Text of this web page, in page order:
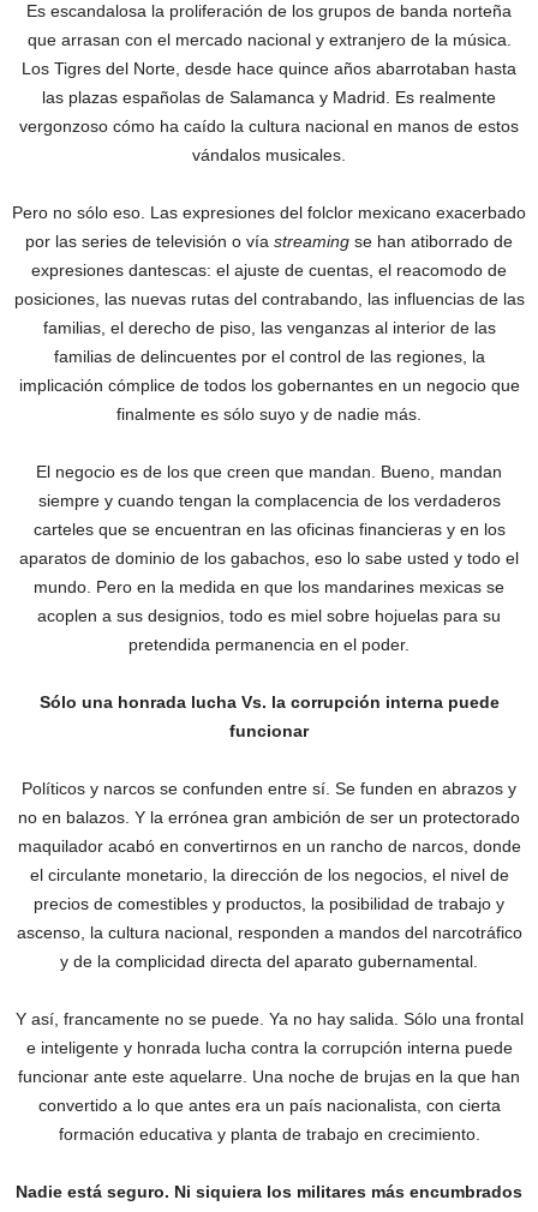
Es escandalosa la proliferación de los grupos de banda norteña
que arrasan con el mercado nacional y extranjero de la música.
Los Tigres del Norte, desde hace quince años abarrotaban hasta
las plazas españolas de Salamanca y Madrid. Es realmente
vergonzoso cómo ha caído la cultura nacional en manos de estos
vándalos musicales.
Pero no sólo eso. Las expresiones del folclor mexicano exacerbado
por las series de televisión o vía streaming se han atiborrado de
expresiones dantescas: el ajuste de cuentas, el reacomodo de
posiciones, las nuevas rutas del contrabando, las influencias de las
familias, el derecho de piso, las venganzas al interior de las
familias de delincuentes por el control de las regiones, la
implicación cómplice de todos los gobernantes en un negocio que
finalmente es sólo suyo y de nadie más.
‎El negocio es de los que creen que mandan. Bueno, mandan
siempre y cuando tengan la complacencia de los verdaderos
carteles que se encuentran en las oficinas financieras y en los
aparatos de dominio de los gabachos, eso lo sabe usted y todo el
mundo. Pero en la medida en que los mandarines mexicas se
acoplen a sus designios, todo es miel sobre hojuelas para su
pretendida permanencia en el poder.
Sólo una honrada lucha Vs. la corrupción interna puede
funcionar
Políticos y narcos se confunden entre sí. Se funden en abrazos y
no en balazos. Y la errónea gran ambición de ser un protectorado
maquilador acabó en convertirnos en un rancho de narcos, donde‎
el circulante monetario, la dirección de los negocios, el nivel de
precios de comestibles y productos, la posibilidad de trabajo y
ascenso, la cultura nacional, responden a mandos del narcotráfico
y de la complicidad directa del aparato gubernamental.
Y así, francamente no se puede. Ya no hay salida. Sólo una frontal
e inteligente y honrada lucha contra la corrupción interna puede
funcionar ante este aquelarre. Una noche de brujas en la que han
convertido a lo que antes era un país nacionalista, con cierta
formación educativa y planta de trabajo en crecimiento.
Nadie está seguro. Ni siquiera los militares más encumbrados